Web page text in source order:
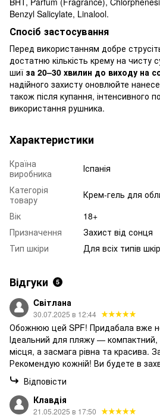
Benzyl Salicylate, Linalool.
Спосіб застосування
Перед використанням добре
достатню кількість крему на чисту
шиї за 20–30 хвилин до виходу на
надійного захисту оновлюйте
також після купання, інтенсивного
використання рушника.
Характеристики
Країна
виробника
Іспанія
Категорія
товару
Крем-гель для
Вік
18+
Призначення
Захист від сонця
Тип шкіри
Для всіх типів
Відгуки 5
Cвітлана
30.07.2025 в 12:44
Обожнюю цей SPF! Придабала вже
Ідеальний для пляжу — компактний,
місця, а засмага рівна та красива.
Рекомендую кожній! Ви будете в
Відповісти
Клавдія
21.05.2025 в 17:50